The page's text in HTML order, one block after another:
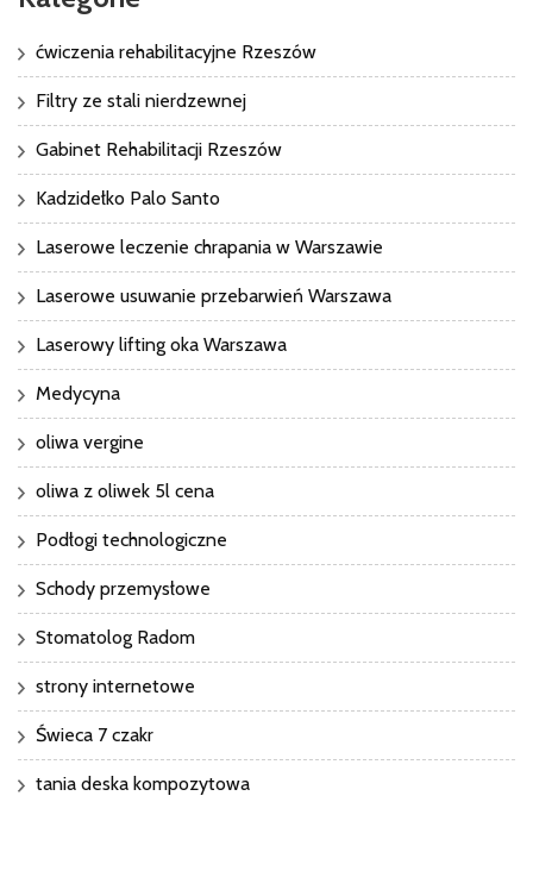
ćwiczenia rehabilitacyjne Rzeszów
Filtry ze stali nierdzewnej
Gabinet Rehabilitacji Rzeszów
Kadzidełko Palo Santo
Laserowe leczenie chrapania w Warszawie
Laserowe usuwanie przebarwień Warszawa
Laserowy lifting oka Warszawa
Medycyna
oliwa vergine
oliwa z oliwek 5l cena
Podłogi technologiczne
Schody przemysłowe
Stomatolog Radom
strony internetowe
Świeca 7 czakr
tania deska kompozytowa